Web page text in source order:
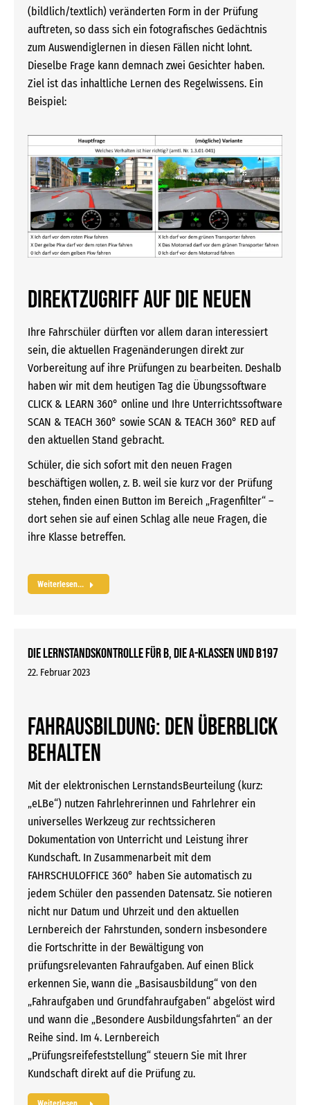
(bildlich/textlich) veränderten Form in der Prüfung
auftreten, so dass sich ein fotografisches Gedächtnis
zum Auswendiglernen in diesen Fällen nicht lohnt.
Dieselbe Frage kann demnach zwei Gesichter haben.
Ziel ist das inhaltliche Lernen des Regelwissens. Ein
Beispiel:
Direktzugriff auf die Neuen
Ihre Fahrschüler dürften vor allem daran interessiert
sein, die aktuellen Fragenänderungen direkt zur
Vorbereitung auf ihre Prüfungen zu bearbeiten. Deshalb
haben wir mit dem heutigen Tag die Übungssoftware
CLICK & LEARN 360° online und Ihre Unterrichtssoftware
SCAN & TEACH 360° sowie SCAN & TEACH 360° RED auf
den aktuellen Stand gebracht.
Schüler, die sich sofort mit den neuen Fragen
beschäftigen wollen, z. B. weil sie kurz vor der Prüfung
stehen, finden einen Button im Bereich „Fragenfilter“ –
dort sehen sie auf einen Schlag alle neue Fragen, die
ihre Klasse betreffen.
Weiterlesen...
Die Lernstandskontrolle für B, die A-Klassen und B197
22. Februar 2023
Fahrausbildung: Den Überblick
behalten
Mit der elektronischen LernstandsBeurteilung (kurz:
„eLBe“) nutzen Fahrlehrerinnen und Fahrlehrer ein
universelles Werkzeug zur rechtssicheren
Dokumentation von Unterricht und Leistung ihrer
Kundschaft. In Zusammenarbeit mit dem
FAHRSCHULOFFICE 360° haben Sie automatisch zu
jedem Schüler den passenden Datensatz. Sie notieren
nicht nur Datum und Uhrzeit und den aktuellen
Lernbereich der Fahrstunden, sondern insbesondere
die Fortschritte in der Bewältigung von
prüfungsrelevanten Fahraufgaben. Auf einen Blick
erkennen Sie, wann die „Basisausbildung“ von den
„Fahraufgaben und Grundfahraufgaben“ abgelöst wird
und wann die „Besondere Ausbildungsfahrten“ an der
Reihe sind. Im 4. Lernbereich
„Prüfungsreifefeststellung“ steuern Sie mit Ihrer
Kundschaft direkt auf die Prüfung zu.